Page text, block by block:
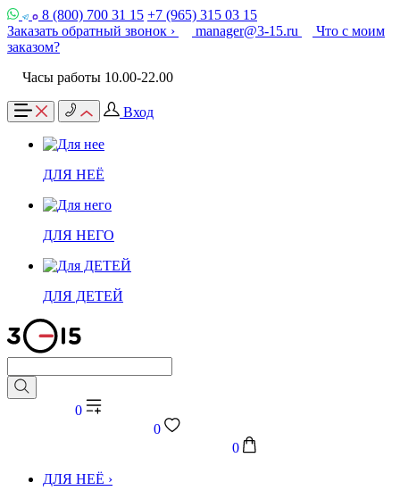
8 (800) 700 31 15 +7 (965) 315 03 15
Заказать обратный звонок ›
manager@3-15.ru
Что с моим
заказом?
Часы работы 10.00-22.00
Вход
ДЛЯ НЕЁ
ДЛЯ НЕГО
ДЛЯ ДЕТЕЙ
0
0
0
ДЛЯ НЕЁ ›